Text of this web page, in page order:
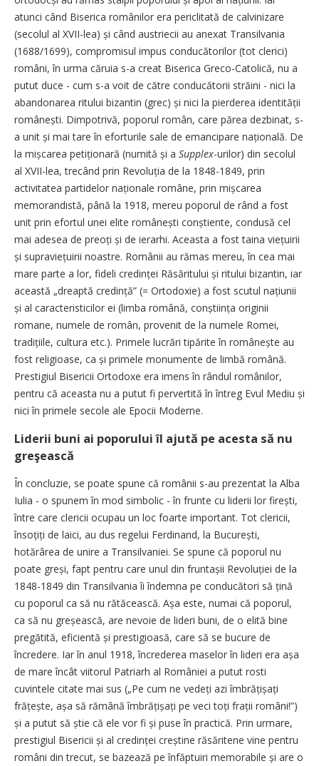
atunci când Biserica românilor era periclitată de calvinizare
(secolul al XVII-lea) și când austriecii au anexat Transilvania
(1688/1699), compromisul impus conducătorilor (tot clerici)
români, în urma căruia s-a creat Biserica Greco-Catolică, nu a
putut duce - cum s-a voit de către conducătorii străini - nici la
abandonarea ritului bizantin (grec) și nici la pierderea iden­tității
românești. Dimpotrivă, poporul român, care părea dezbinat, s-
a unit și mai tare în eforturile sale de emancipare na­țională. De
la mișcarea peti­ționară (numită și a Supplex-urilor) din secolul
al XVII-lea, trecând prin Revoluția de la 1848-1849, prin
activitatea partidelor naționale române, prin mișcarea
memorandistă, până la 1918, mereu poporul de rând a fost
unit prin efortul unei elite românești conștiente, condusă cel
mai adesea de preoți și de ierarhi. Aceasta a fost taina viețuirii
și supraviețuirii noastre. Românii au rămas mereu, în cea mai
mare parte a lor, fideli cre­dinței Răsăritului și ritului bizantin, iar
această „dreaptă credință” (= Ortodoxie) a fost scutul națiunii
și al caracteristicilor ei (limba română, conștiința originii
romane, numele de român, provenit de la numele Romei,
tradițiile, cultura etc.). Primele lucrări tipărite în românește au
fost religioase, ca și primele monumente de limbă română.
Prestigiul Bisericii Ortodoxe era imens în rândul românilor,
pentru că aceasta nu a putut fi pervertită în întreg Evul Mediu și
nici în primele secole ale Epocii Moderne.
Liderii buni ai poporului îl ajută pe acesta să nu
greşească
În concluzie, se poate spune că românii s-au prezentat la Alba
Iulia - o spunem în mod simbolic - în frunte cu liderii lor firești,
între care clericii ocupau un loc foarte important. Tot clericii,
însoțiți de laici, au dus regelui Ferdinand, la București,
hotărârea de unire a Transilvaniei. Se spune că poporul nu
poate greși, fapt pentru care unul din fruntașii Revoluției de la
1848-1849 din Transilvania îi îndemna pe conducători să țină
cu poporul ca să nu rătăcească. Așa este, numai că poporul,
ca să nu greșească, are nevoie de lideri buni, de o elită bine
pregătită, eficientă și prestigioasă, care să se bucure de
încredere. Iar în anul 1918, încrederea maselor în lideri era așa
de mare încât viitorul Patriarh al României a putut rosti
cuvintele citate mai sus („Pe cum ne vedeți azi îmbrățișați
frățește, așa să rămână îmbră­țișați pe veci toți frații români!”)
și a putut să știe că ele vor fi și puse în practică. Prin urmare,
prestigiul Bisericii și al credinței creștine răsăritene vine pentru
români din trecut, se bazează pe înfăptuiri memorabile și are o